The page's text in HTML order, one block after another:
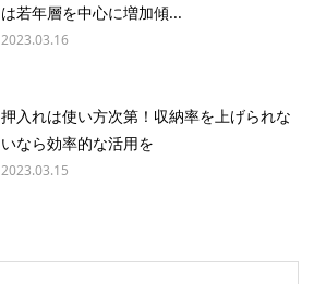
は若年層を中心に増加傾...
2023.03.16
押入れは使い方次第！収納率を上げられな
いなら効率的な活用を
2023.03.15